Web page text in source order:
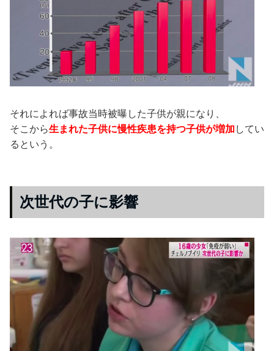
それによれば事故当時被曝した子供が親になり、
そこから生まれた子供に慢性疾患を持つ子供が増加 してい
るという。
次世代の子に影響